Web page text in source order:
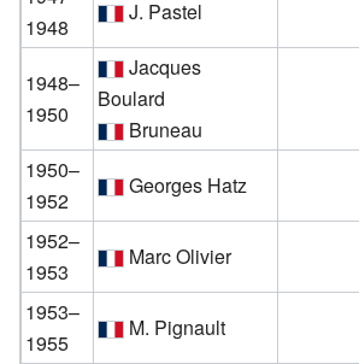
1948
J. Pastel
1948–
1950
Jacques
Boulard
Bruneau
1950–
1952
Georges Hatz
1952–
1953
Marc Olivier
1953–
1955
M. Pignault